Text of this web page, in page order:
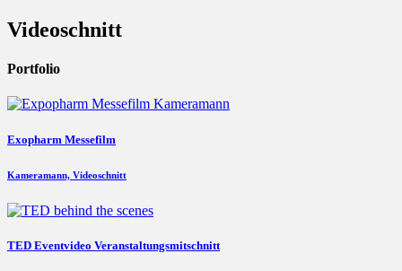
Videoschnitt
Portfolio
Exopharm Messefilm
Kameramann, Videoschnitt
TED Eventvideo Veranstaltungsmitschnitt